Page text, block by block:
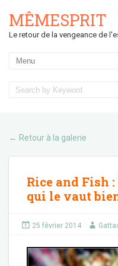
MÊMESPRIT
Le retour de la vengeance de
← Retour à la galerie
Rice and Fish
qui le vaut
25 février 2014